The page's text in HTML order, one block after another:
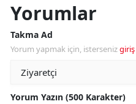
Yorumlar
Takma Ad
Yorum yapmak için, istersenizgiriş
Yorum Yazın (500 Karakter)